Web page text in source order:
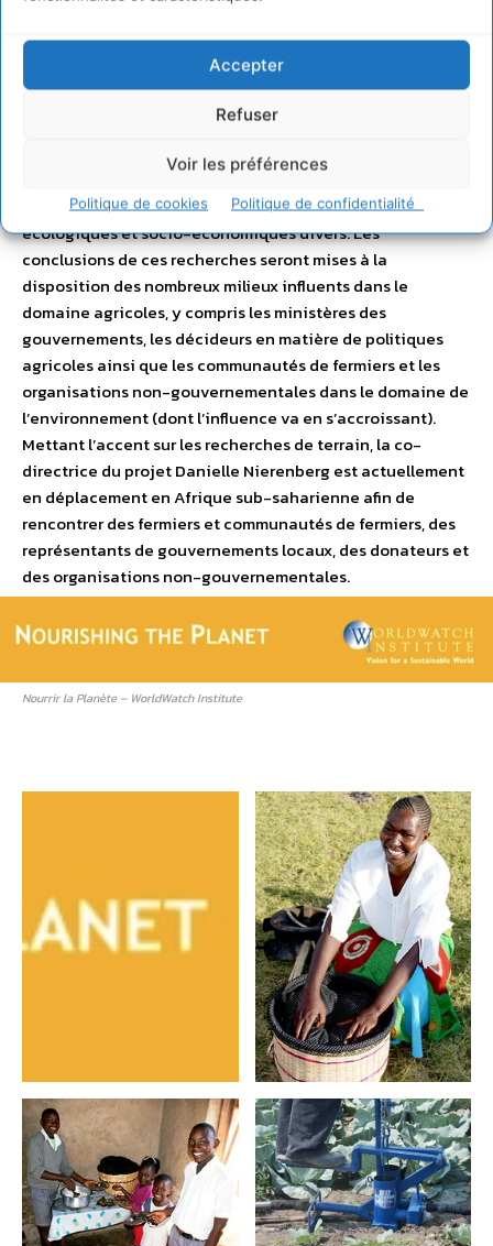
Accepter
Refuser
Voir les préférences
Politique de cookies Politique de confidentialité
bureaux de marketing. Le projet aboutira à la parution de
State of the World 2011, un rapport complet sur la situation
de l’agriculture ainsi que des documents d’informations
dérivés, des résumés, des vidéos et des podcasts. Ce
rapport fera office de guide pour les fondations, et les
donateurs désirant soutenir les actions les plus efficaces
dans le domaine de l’agriculture, dans des contextes agro-
écologiques et socio-économiques divers. Les
conclusions de ces recherches seront mises à la
disposition des nombreux milieux influents dans le
domaine agricoles, y compris les ministères des
gouvernements, les décideurs en matière de politiques
agricoles ainsi que les communautés de fermiers et les
organisations non-gouvernementales dans le domaine de
l’environnement (dont l’influence va en s’accroissant).
Mettant l’accent sur les recherches de terrain, la co-
directrice du projet Danielle Nierenberg est actuellement
en déplacement en Afrique sub-saharienne afin de
rencontrer des fermiers et communautés de fermiers, des
représentants de gouvernements locaux, des donateurs et
des organisations non-gouvernementales.
Nourrir la Planète – WorldWatch Institute